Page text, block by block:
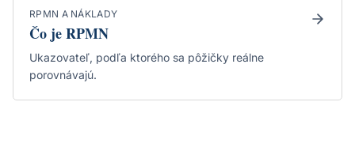
RPMN A NÁKLADY
Čo je RPMN
Ukazovateľ, podľa ktorého sa pôžičky reálne
porovnávajú.